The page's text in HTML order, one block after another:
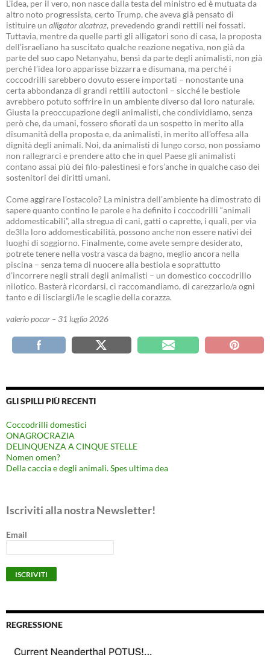
L’idea, per il vero, non nasce dalla testa del ministro ed è mutuata da
altro noto progressista, certo Trump, che aveva già pensato di
istituire un alligator alcatraz, prevedendo grandi rettili nei fossati.
Tuttavia, mentre da quelle parti gli alligatori sono di casa, la proposta
dell’israeliano ha suscitato qualche reazione negativa, non già da
parte del suo capo Netanyahu, bensì da parte degli animalisti, non già
perché l’idea loro apparisse bizzarra e disumana, ma perché i
coccodrilli sarebbero dovuto essere importati – nonostante una
certa abbondanza di grandi rettili autoctoni – sicché le bestiole
avrebbero potuto soffrire in un ambiente diverso dal loro naturale.
Giusta la preoccupazione degli animalisti, che condividiamo, senza
però che, da umani, fossero sfiorati da un sospetto in merito alla
disumanità della proposta e, da animalisti, in merito all’offesa alla
dignità degli animali. Noi, da animalisti di lungo corso, non possiamo
non rallegrarci e prendere atto che in quel Paese gli animalisti
contano assai più dei filo-palestinesi e fors’anche in qualche caso dei
sostenitori dei diritti umani.
Come aggirare l’ostacolo? La ministra dell’ambiente ha dimostrato di
sapere quanto contino le parole e ha definito i coccodrilli “animali
addomesticabili”, alla stregua di cani, gatti o caprette, i quali, per via
de3lla loro addomesticabilità, possono anche non essere nativi dei
luoghi di soggiorno. Finalmente, come avete sempre desiderato,
potrete tenere nella vostra vasca da bagno, meglio ancora nella
piscina – senza tema di nuocere alla bestiola e soprattutto
d’incorrere negli strali degli animalisti – un domestico coccodrillo
nilotico. Basterà ricordarsi, ci raccomandiamo, di carezzarlo/a ogni
tanto e di lisciargli/le le scaglie della corazza.
valerio pocar – 31 luglio 2026
GLI SPILLI PIÙ RECENTI
Coccodrilli domestici
ONAGROCRAZIA
DELINQUENZA A CINQUE STELLE
Nomen omen?
Della caccia e degli animali. Spes ultima dea
Iscriviti alla nostra Newsletter!
Email
REGRESSIONE